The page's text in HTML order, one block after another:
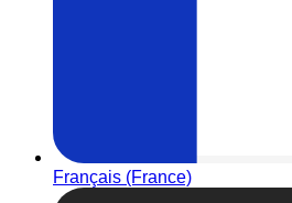
Français (France)